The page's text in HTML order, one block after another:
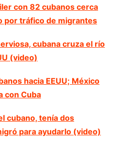
con 82 cubanos cerca
por tráfico de migrantes
cubana cruza el río
(video)
hacia EEUU; México
con Cuba
cubano, tenía dos
para ayudarlo (video)